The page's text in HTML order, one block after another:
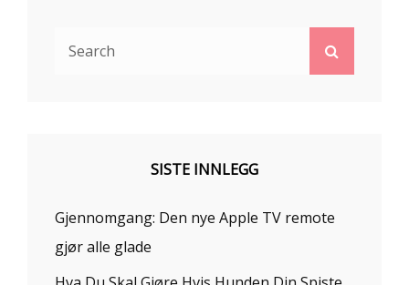
SISTE INNLEGG
Gjennomgang: Den nye Apple TV remote
gjør alle glade